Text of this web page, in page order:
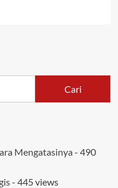
Mengatasinya - 490
- 445 views